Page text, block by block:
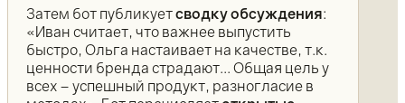
Затем бот публикуетсводку обсуждения:
«Иван считает, что важнее выпустить
быстро, Ольга настаивает на качестве, т.к.
ценности бренда страдают... Общая цель у
всех – успешный продукт, разногласие в